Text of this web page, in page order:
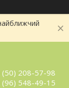
(50) 208-57-98
(96) 548-49-15